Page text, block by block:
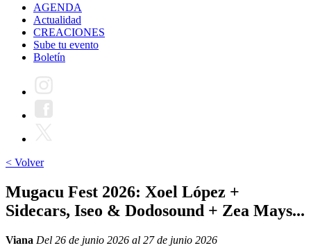
AGENDA
Actualidad
CREACIONES
Sube tu evento
Boletín
< Volver
Mugacu Fest 2026: Xoel López +
Sidecars, Iseo & Dodosound + Zea Mays...
Viana Del 26 de junio 2026 al 27 de junio 2026